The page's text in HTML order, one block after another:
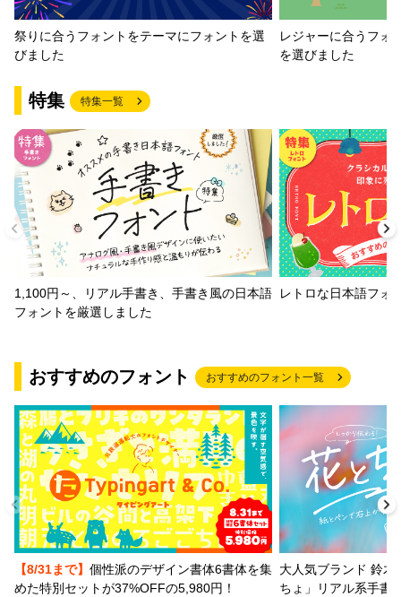
祭りに合うフォントをテーマにフォントを選
びました
レジャーに合うフォ
を選びました
特集 特集一覧
1,100円～、リアル手書き、手書き風の日本語
フォントを厳選しました
レトロな日本語フォ
おすすめのフォント おすすめのフォント一覧
【8/31まで】 個性派のデザイン書体6書体を集
めた特別セットが37%OFFの5,980円！
大人気ブランド 鈴木
ちょ」リアル系手書